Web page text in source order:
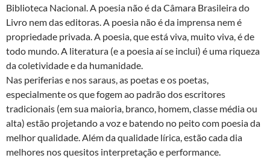
Biblioteca Nacional. A poesia não é da Câmara Brasileira do
Livro nem das editoras. A poesia não é da imprensa nem é
propriedade privada. A poesia, que está viva, muito viva, é de
todo mundo. A literatura (e a poesia aí se inclui) é uma riqueza
da coletividade e da humanidade.
Nas periferias e nos saraus, as poetas e os poetas,
especialmente os que fogem ao padrão dos escritores
tradicionais (em sua maioria, branco, homem, classe média ou
alta) estão projetando a voz e batendo no peito com poesia da
melhor qualidade. Além da qualidade lírica, estão cada dia
melhores nos quesitos interpretação e performance.